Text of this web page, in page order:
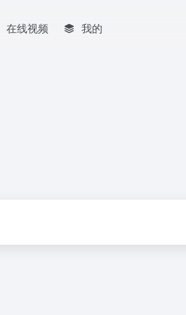
在线视频 我的